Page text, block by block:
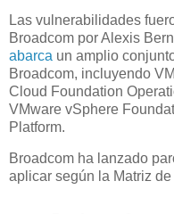
Las vulnerabilidades
Broadcom por Alexis
abarca un amplio
Broadcom, incluyendo
Cloud Foundation
VMware vSphere
Platform.
Broadcom ha lanzado
aplicar según la Matriz